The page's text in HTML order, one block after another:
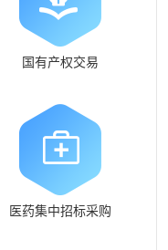
国有产权交易
医药集中招标采购